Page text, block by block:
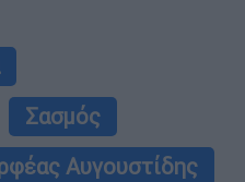
Σασμός
Αυγουστίδης